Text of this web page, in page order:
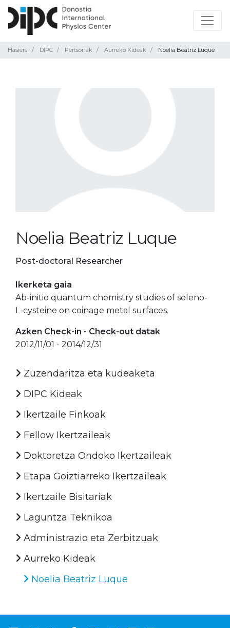
Hasiera DIPC Pertsonak Aurreko Kideak Noelia Beatriz Luque
Noelia Beatriz Luque
Post-doctoral Researcher
Ikerketa gaia
Ab-initio quantum chemistry studies of seleno-
L-cysteine on coinage metal surfaces.
Azken Check-in - Check-out datak
2012/11/01 - 2014/12/31
Zuzendaritza eta kudeaketa
DIPC Kideak
Ikertzaile Finkoak
Fellow Ikertzaileak
Doktoretza Ondoko Ikertzaileak
Etapa Goiztiarreko Ikertzaileak
Ikertzaile Bisitariak
Laguntza Teknikoa
Administrazio eta Zerbitzuak
Aurreko Kideak
Noelia Beatriz Luque